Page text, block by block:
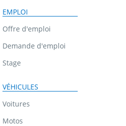
EMPLOI
Offre d'emploi
Demande d'emploi
Stage
VÉHICULES
Voitures
Motos